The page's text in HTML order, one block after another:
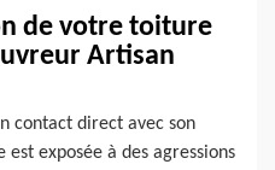
de votre toiture
Artisan
contact direct avec son
exposée à des agressions